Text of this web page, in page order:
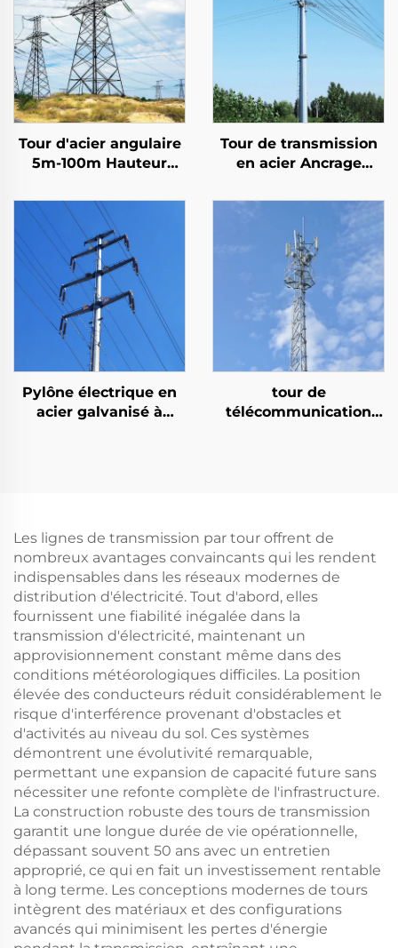
Tour d'acier angulaire
5m-100m Hauteur
Tour de transmission
en acier Ancrage
Arrestateur électrique
et électronique Tour
de puissance
Pylône électrique en
acier galvanisé à
tour de
télécommunication
Les lignes de transmission par tour offrent de
nombreux avantages convaincants qui les rendent
indispensables dans les réseaux modernes de
distribution d'électricité. Tout d'abord, elles
fournissent une fiabilité inégalée dans la
transmission d'électricité, maintenant un
approvisionnement constant même dans des
conditions météorologiques difficiles. La position
élevée des conducteurs réduit considérablement le
risque d'interférence provenant d'obstacles et
d'activités au niveau du sol. Ces systèmes
démontrent une évolutivité remarquable,
permettant une expansion de capacité future sans
nécessiter une refonte complète de l'infrastructure.
La construction robuste des tours de transmission
garantit une longue durée de vie opérationnelle,
dépassant souvent 50 ans avec un entretien
approprié, ce qui en fait un investissement rentable
à long terme. Les conceptions modernes de tours
intègrent des matériaux et des configurations
avancés qui minimisent les pertes d'énergie